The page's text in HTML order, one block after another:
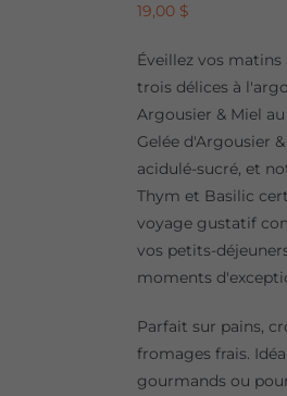
19,00 $
Éveillez vos
trois délices à
Argousier & Miel
Gelée d'Argousier
acidulé-sucré, et
Thym et Basilic
voyage gustatif
vos petits-
moments
Parfait sur pains,
fromages frais.
gourmands ou